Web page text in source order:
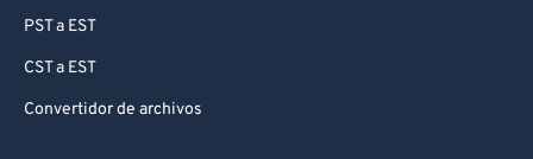
PST a EST
CST a EST
Convertidor de archivos